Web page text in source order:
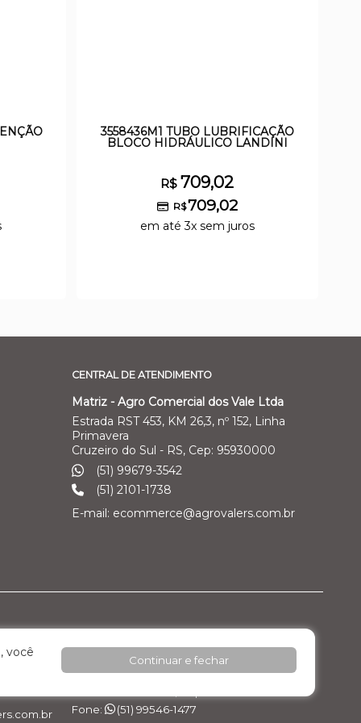
3558436M1 TUBO LUBRIFICAÇÃO
BLOCO HIDRÁULICO LANDINI
R$709,02
R$709,02
em até 3x sem juros
CENTRAL DE ATENDIMENTO
Matriz - Agro Comercial dos Vale Ltda
Estrada RST 453, KM 26,3, nº 152, Linha
Primavera
Cruzeiro do Sul - RS, Cep: 95930000
(51) 99679-3542
(51) 2101-1738
E-mail: ecommerce@agrovalers.com.br
Ltda
Filial 04 – Pecuária Leiteira - GEA
Rod. RST 453, Km 26,3 nº 152, - Pavilhão 02 -
Fone:
(51) 99546-1477
você
Continuar e fechar